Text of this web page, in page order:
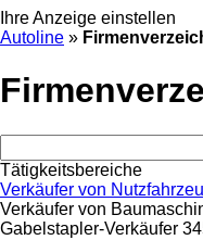
Ihre Anzeige einstellen
Autoline »
Tätigkeitsbereiche
Verkäufer von
Verkäufer von
Gabelstapler-Verkäufer